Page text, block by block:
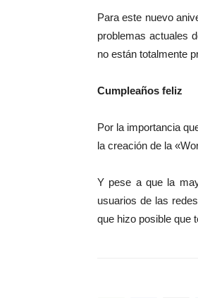
Para este nuevo
problemas actuales
no están totalmente
Cumpleaños feliz
Por la importancia
la creación de la
Y pese a que la
usuarios de las
que hizo posible que